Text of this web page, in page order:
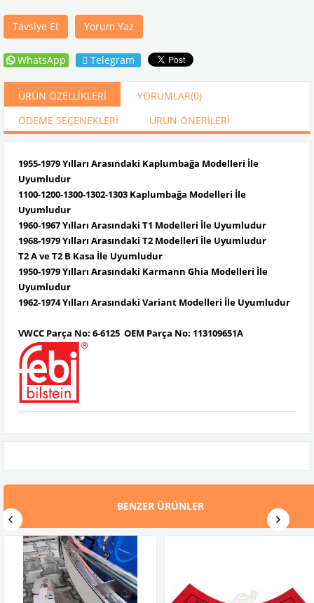
Tavsiye Et Yorum Yaz
WhatsApp Telegram
ÜRÜN ÖZELLIKLERI YORUMLAR(0)
ÖDEME SEÇENEKLERI
ÜRÜN ÖNERILERI
1955-1979 Yılları Arasındaki Kaplumbağa Modelleri İle
Uyumludur
1100-1200-1300-1302-1303 Kaplumbağa Modelleri İle
Uyumludur
1960-1967 Yılları Arasındaki T1 Modelleri İle Uyumludur
1968-1979 Yılları Arasındaki T2 Modelleri İle Uyumludur
T2 A ve T2 B Kasa İle Uyumludur
1950-1979 Yılları Arasındaki Karmann Ghia Modelleri İle
Uyumludur
1962-1974 Yılları Arasındaki Variant Modelleri İle Uyumludur
VWCC Parça No: 6-6125 OEM Parça No: 113109651A
BENZER ÜRÜNLER